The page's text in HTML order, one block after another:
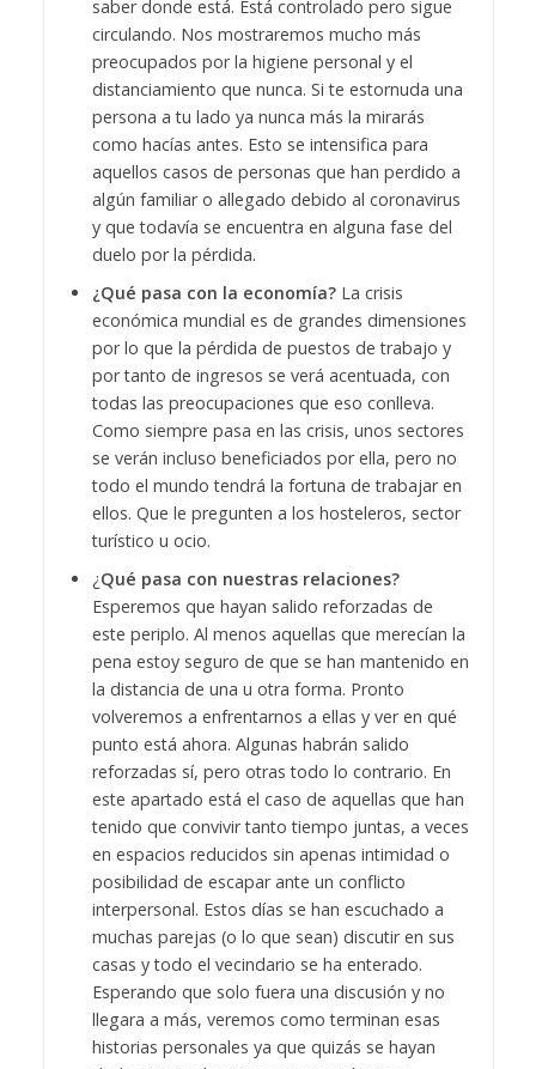
saber donde está. Está controlado pero sigue
circulando. Nos mostraremos mucho más
preocupados por la higiene personal y el
distanciamiento que nunca. Si te estornuda una
persona a tu lado ya nunca más la mirarás
como hacías antes. Esto se intensifica para
aquellos casos de personas que han perdido a
algún familiar o allegado debido al coronavirus
y que todavía se encuentra en alguna fase del
duelo por la pérdida.
¿Qué pasa con la economía?La crisis
económica mundial es de grandes dimensiones
por lo que la pérdida de puestos de trabajo y
por tanto de ingresos se verá acentuada, con
todas las preocupaciones que eso conlleva.
Como siempre pasa en las crisis, unos sectores
se verán incluso beneficiados por ella, pero no
todo el mundo tendrá la fortuna de trabajar en
ellos. Que le pregunten a los hosteleros, sector
turístico u ocio.
¿Qué pasa con nuestras relaciones?
Esperemos que hayan salido reforzadas de
este periplo. Al menos aquellas que merecían la
pena estoy seguro de que se han mantenido en
la distancia de una u otra forma. Pronto
volveremos a enfrentarnos a ellas y ver en qué
punto está ahora. Algunas habrán salido
reforzadas sí, pero otras todo lo contrario. En
este apartado está el caso de aquellas que han
tenido que convivir tanto tiempo juntas, a veces
en espacios reducidos sin apenas intimidad o
posibilidad de escapar ante un conflicto
interpersonal. Estos días se han escuchado a
muchas parejas (o lo que sean) discutir en sus
casas y todo el vecindario se ha enterado.
Esperando que solo fuera una discusión y no
llegara a más, veremos como terminan esas
historias personales ya que quizás se hayan